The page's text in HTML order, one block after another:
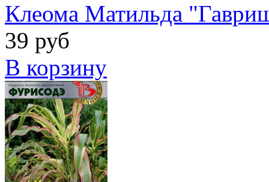
Клеома Матильда
39 руб
В корзину